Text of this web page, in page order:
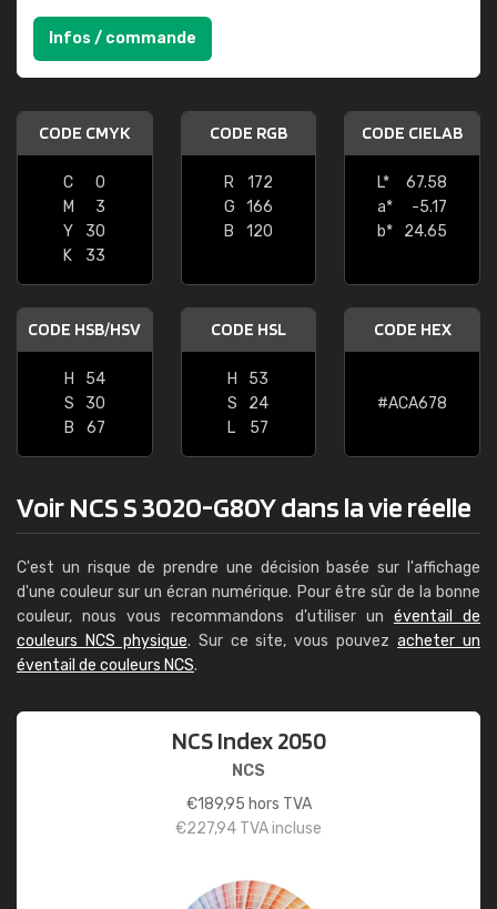
Infos / commande
CODE CMYK
C
0
M
3
Y
30
K
33
CODE RGB
R
172
G
166
B
120
CODE CIELAB
L*
67.58
a*
-5.17
b*
24.65
CODE HSB/HSV
H
54
S
30
B
67
CODE HSL
H
53
S
24
L
57
CODE HEX
#ACA678
Voir NCS S 3020-G80Y dans la vie réelle
C'est un risque de prendre une décision basée sur l'affichage
d'une couleur sur un écran numérique. Pour être sûr de la bonne
couleur, nous vous recommandons d'utiliser un éventail de
couleurs NCS physique. Sur ce site, vous pouvezacheter un
éventail de couleurs NCS.
NCS Index 2050
NCS
€189,95 hors TVA
€227,94 TVA incluse